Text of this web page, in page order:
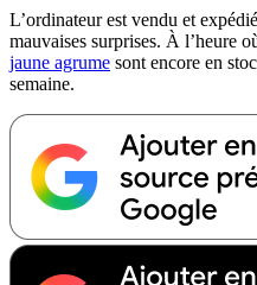
L’ordinateur est vendu et
mauvaises surprises. À l’heure
jaune agrume sont encore en
semaine.